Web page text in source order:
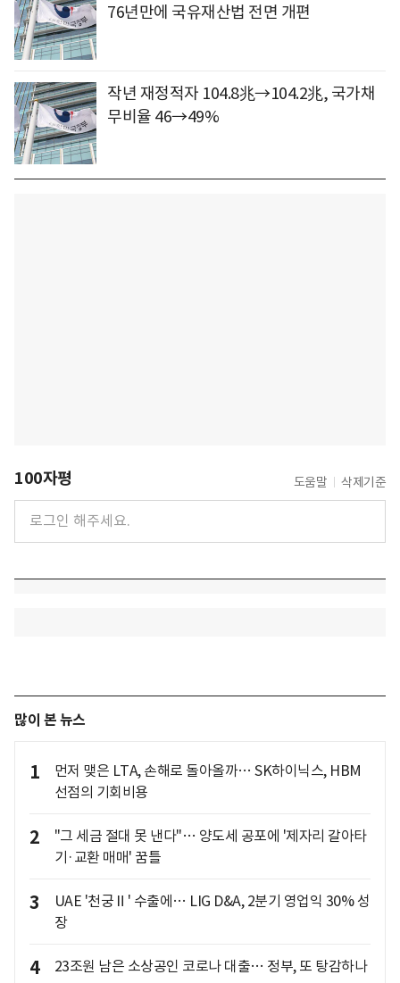
76년만에 국유재산법 전면 개편
작년 재정적자 104.8兆→104.2兆, 국가채
무비율 46→49%
100자평 도움말 삭제기준
많이 본 뉴스
1
먼저 맺은 LTA, 손해로 돌아올까… SK하이닉스, HBM
선점의 기회비용
2
"그 세금 절대 못 낸다"… 양도세 공포에 '제자리 갈아타
기·교환 매매' 꿈틀
3
UAE '천궁Ⅱ' 수출에… LIG D&A, 2분기 영업익 30% 성
장
4 23조원 남은 소상공인 코로나 대출… 정부, 또 탕감하나